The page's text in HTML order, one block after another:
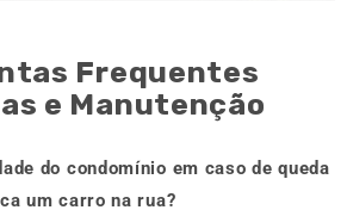
Frequentes
e Manutenção
do condomínio em caso de queda
um carro na rua?